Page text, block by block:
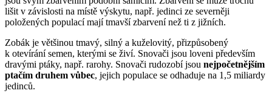
lišit v závislosti na místě výskytu, např. jedinci ze severněji
položených populací mají tmavší zbarvení než ti z jižních.
Zobák je většinou tmavý, silný a kuželovitý, přizpůsobený
k otevírání semen, kterými se živí. Snovači jsou loveni především
dravými ptáky, např. rarohy. Snovači rudozobí jsou nejpočetnějším
ptačím druhem vůbec, jejich populace se odhaduje na 1,5 miliardy
jedinců.